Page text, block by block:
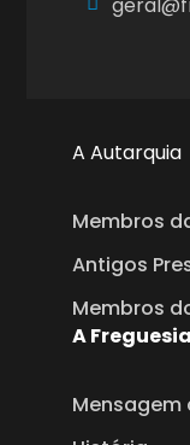
A Autarquia
Membros
Antigos
Membros
A Freguesia
Mensagem